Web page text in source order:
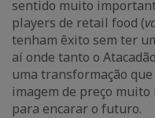
sentido muito
players de retail food (
tenham êxito sem ter
aí onde tanto o
uma transformação
imagem de preço
para encarar o futuro.